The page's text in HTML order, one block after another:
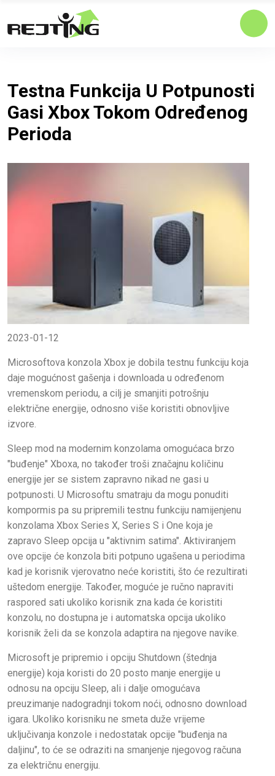
Testna Funkcija U Potpunosti
Gasi Xbox Tokom Određenog
Perioda
2023-01-12
Microsoftova konzola Xbox je dobila testnu funkciju koja
daje mogućnost gašenja i downloada u određenom
vremenskom periodu, a cilj je smanjiti potrošnju
električne energije, odnosno više koristiti obnovljive
izvore.
Sleep mod na modernim konzolama omogućaca brzo
"buđenje" Xboxa, no također troši značajnu količinu
energije jer se sistem zapravno nikad ne gasi u
potpunosti. U Microsoftu smatraju da mogu ponuditi
kompormis pa su pripremili testnu funkciju namijenjenu
konzolama Xbox Series X, Series S i One koja je
zapravo Sleep opcija u "aktivnim satima". Aktiviranjem
ove opcije će konzola biti potpuno ugašena u periodima
kad je korisnik vjerovatno neće koristiti, što će rezultirati
uštedom energije. Također, moguće je ručno napraviti
raspored sati ukoliko korisnik zna kada će koristiti
konzolu, no dostupna je i automatska opcija ukoliko
korisnik želi da se konzola adaptira na njegove navike.
Microsoft je pripremio i opciju Shutdown (štednja
energije) koja koristi do 20 posto manje energije u
odnosu na opciju Sleep, ali i dalje omogućava
preuzimanje nadogradnji tokom noći, odnosno download
igara. Ukoliko korisniku ne smeta duže vrijeme
uključivanja konzole i nedostatak opcije "buđenja na
daljinu", to će se odraziti na smanjenje njegovog računa
za električnu energiju.